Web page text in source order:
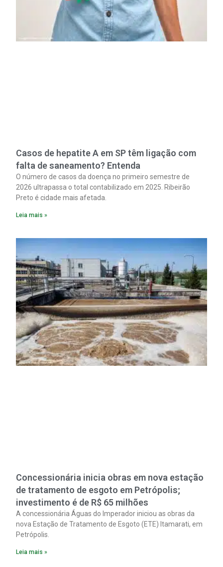
Casos de hepatite A em SP têm ligação com
falta de saneamento? Entenda
O número de casos da doença no primeiro semestre de
2026 ultrapassa o total contabilizado em 2025. Ribeirão
Preto é cidade mais afetada.
Leia mais »
Concessionária inicia obras em nova estação
de tratamento de esgoto em Petrópolis;
investimento é de R$ 65 milhões
A concessionária Águas do Imperador iniciou as obras da
nova Estação de Tratamento de Esgoto (ETE) Itamarati, em
Petrópolis.
Leia mais »